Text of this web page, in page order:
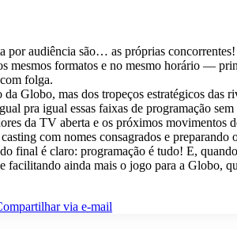
por audiência são… as próprias
mesmos formatos e no mesmo horário —
folga.
Globo, mas dos tropeços estratégicos
pra igual essas faixas de programação
da TV aberta e os próximos movimentos
com nomes consagrados e
final é claro: programação é tudo! E,
ainda mais o jogo para a Globo,
via e-mail